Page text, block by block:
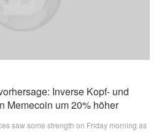
Inverse Kopf- und
Memecoin um 20% höher
saw some strength on Friday morning as